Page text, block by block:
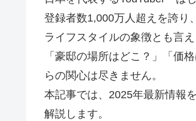
登録者数1,000万人超えを誇り
ライフスタイルの象徴とも言
「豪邸の場所はどこ？」「価
らの関心は尽きません。
本記事では、2025年最新情報
解説します。